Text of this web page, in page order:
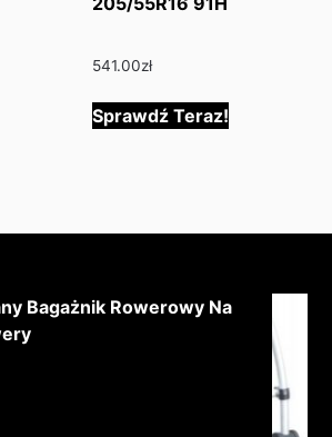
541.00zł
Sprawdź Teraz!
Bagażnik Rowerowy Na